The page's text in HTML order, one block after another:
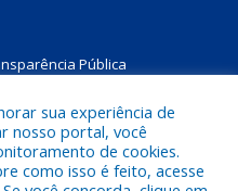
Pública
a Prefeitura Municipal de
sua experiência de
nosso portal, você
de cookies.
como isso é feito, acesse